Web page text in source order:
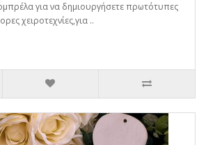
για να δημιουργήσετε πρωτότυπες
χειροτεχνίες,για ..